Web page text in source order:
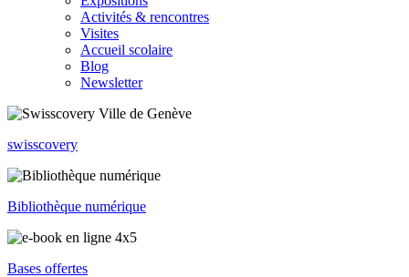
Activités & rencontres
Visites
Accueil scolaire
Blog
Newsletter
swisscovery
Bibliothèque numérique
Bases offertes